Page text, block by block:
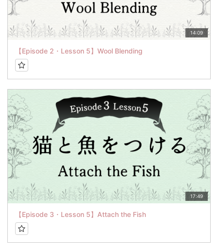
14:09
【Episode 2・Lesson 5】Wool Blending
17:49
【Episode 3・Lesson 5】Attach the Fish